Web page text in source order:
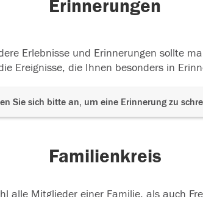
Erinnerungen
Erlebnisse und Erinnerungen sollte
Ereignisse, die Ihnen besonders in
Sie sich bitte an, um eine Erinnerung zu
Familienkreis
alle Mitglieder einer Familie, als auch